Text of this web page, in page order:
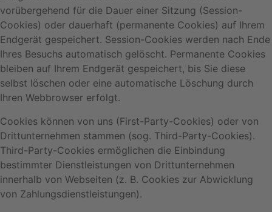
vorübergehend für die Dauer einer Sitzung (Session-
Cookies) oder dauerhaft (permanente Cookies) auf Ihrem
Endgerät gespeichert. Session-Cookies werden nach Ende
Ihres Besuchs automatisch gelöscht. Permanente Cookies
bleiben auf Ihrem Endgerät gespeichert, bis Sie diese
selbst löschen oder eine automatische Löschung durch
Ihren Webbrowser erfolgt.
Cookies können von uns (First-Party-Cookies) oder von
Drittunternehmen stammen (sog. Third-Party-Cookies).
Third-Party-Cookies ermöglichen die Einbindung
bestimmter Dienstleistungen von Drittunternehmen
innerhalb von Webseiten (z. B. Cookies zur Abwicklung
von Zahlungsdienstleistungen).